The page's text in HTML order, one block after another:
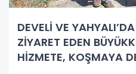
DEVELİ VE
ZİYARET EDEN
HİZMETE, KOŞMAYA